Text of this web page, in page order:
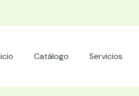
Catálogo Servicios